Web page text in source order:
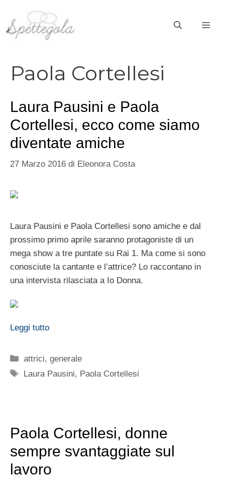
contenuto
Paola Cortellesi
Laura Pausini e Paola
Cortellesi, ecco come siamo
diventate amiche
27 Marzo 2016 di Eleonora Costa
Laura Pausini e Paola Cortellesi sono amiche e dal
prossimo primo aprile saranno protagoniste di un
mega show a tre puntate su Rai 1. Ma come si sono
conosciute la cantante e l’attrice? Lo raccontano in
una intervista rilasciata a Io Donna.
Leggi tutto
Categorie
attrici,generale
Tag
Laura Pausini, Paola Cortellesi
Paola Cortellesi, donne
sempre svantaggiate sul
lavoro